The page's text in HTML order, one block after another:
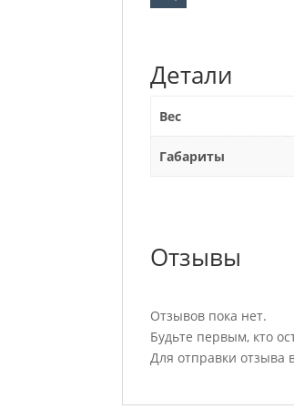
Детали
Вес
Габариты
Отзывы
Отзывов пока нет.
Будьте первым, кто
Для отправки отзыва